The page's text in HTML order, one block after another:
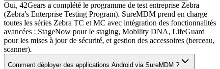
Oui, 42Gears a complété le programme de test entreprise Zebra
(Zebra's Enterprise Testing Program). SureMDM prend en charge
toutes les séries Zebra TC et MC avec intégration des fonctionnalités
avancées : StageNow pour le staging, Mobility DNA, LifeGuard
pour les mises à jour de sécurité, et gestion des accessoires (berceau,
scanner).
Comment déployer des applications Android via SureMDM ?